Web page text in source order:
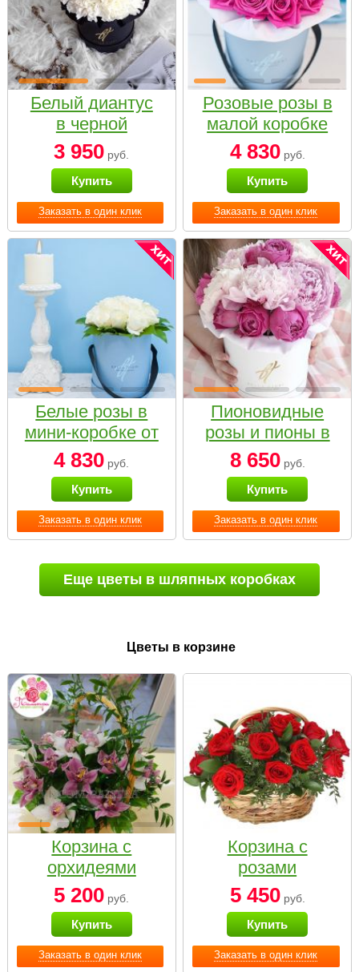
Заказать в один клик
Белый диантус
в черной
коробке Small
3 950 руб.
Купить
Заказать в один клик
Розовые розы в
малой коробке
4 830руб.
Купить
Заказать в один клик
Белые розы в
мини-коробке от
Bella Fiori
4 830 руб.
Купить
Заказать в один клик
Пионовидные
розы и пионы в
белой коробке
Small
8 650руб.
Купить
Еще цветы в шляпных коробках
Цветы в корзине
Заказать в один клик
Корзина с
орхидеями
малая
5 200 руб.
Купить
Заказать в один клик
Корзина с
розами
«Красный
Париж»
5 450руб.
Купить